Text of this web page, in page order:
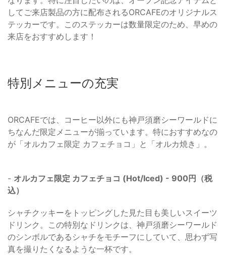
してご来店製品の方に配布されるORCAFEのオリジナルス
テッカーです。このステッカーは数量限定のため、早めの
来店をおすすめします！
特別メニューの充実
ORCAFEでは、コーヒー以外にも神戸須磨シーワールドに
ちなんだ限定メニューが揃っています。特におすすめなの
が「オルカフェ限定 カフェチョコ」と「オルカ焼き」。
- オルカフェ限定 カフェチョコ (Hot/Iced) - 900円（税
込）
シャチクッキーをトッピングした見た目も美しいスイーツ
ドリンク。この特別なドリンクは、神戸須磨シーワールド
のシンボルであるシャチをモチーフにしていて、思わず写
真を撮りたくなるような一杯です。